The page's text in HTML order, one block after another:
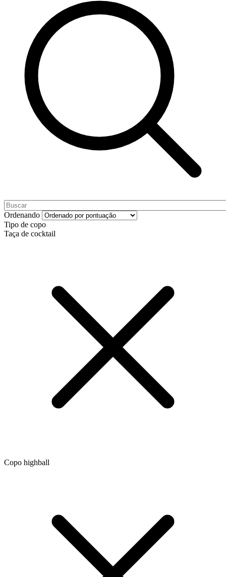
Ordenando
Tipo de copo
Taça de cocktail
Copo highball